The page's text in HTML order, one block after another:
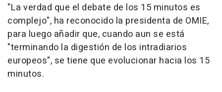
"La verdad que el debate de los 15 minutos es
complejo", ha reconocido la presidenta de OMIE,
para luego añadir que, cuando aun se está
"terminando la digestión de los intradiarios
europeos", se tiene que evolucionar hacia los 15
minutos.